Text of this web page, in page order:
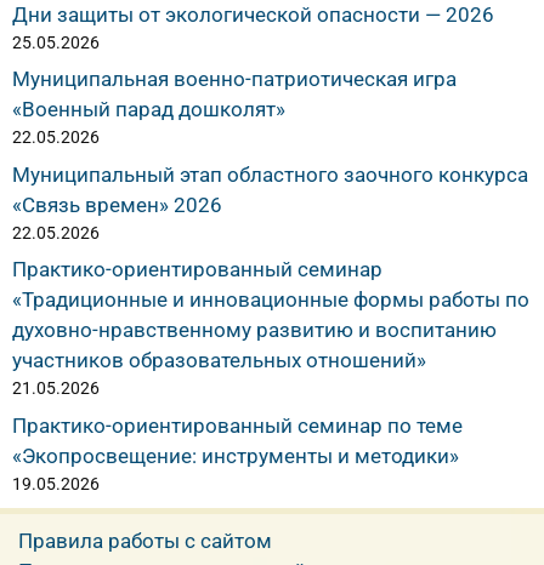
Дни защиты от экологической опасности — 2026
25.05.2026
Муниципальная военно-патриотическая игра
«Военный парад дошколят»
22.05.2026
Муниципальный этап областного заочного конкурса
«Связь времен» 2026
22.05.2026
Практико-ориентированный семинар
«Традиционные и инновационные формы работы по
духовно-нравственному развитию и воспитанию
участников образовательных отношений»
21.05.2026
Практико-ориентированный семинар по теме
«Экопросвещение: инструменты и методики»
19.05.2026
Правила работы с сайтом